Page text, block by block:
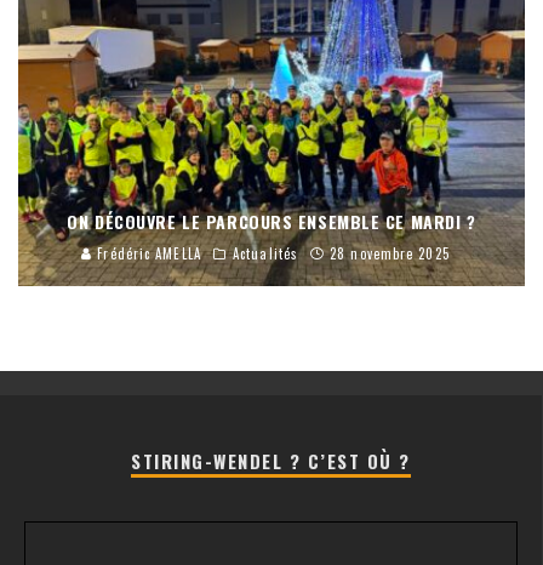
ON DÉCOUVRE LE PARCOURS ENSEMBLE CE MARDI ?
Frédéric AMELLA Actualités 28 novembre 2025
STIRING-WENDEL ? C’EST OÙ ?